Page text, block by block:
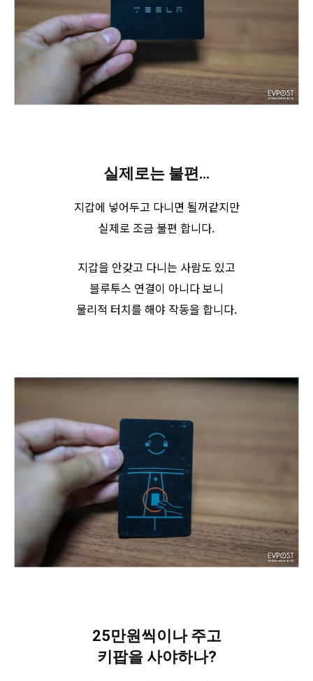
실제로는 불편…
지갑에 넣어두고 다니면 될꺼같지만
실제로 조금 불편 합니다.
지갑을 안갖고 다니는 사람도 있고
블루투스 연결이 아니다 보니
물리적 터치를 해야 작동을 합니다.
25만원씩이나 주고
키팝을 사야하나?